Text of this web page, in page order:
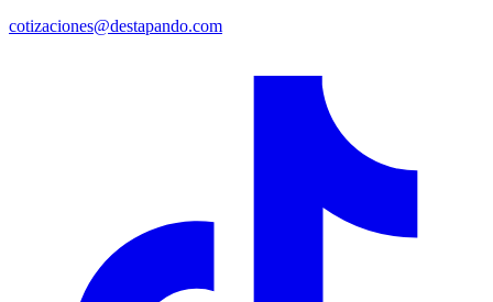
cotizaciones@destapando.com